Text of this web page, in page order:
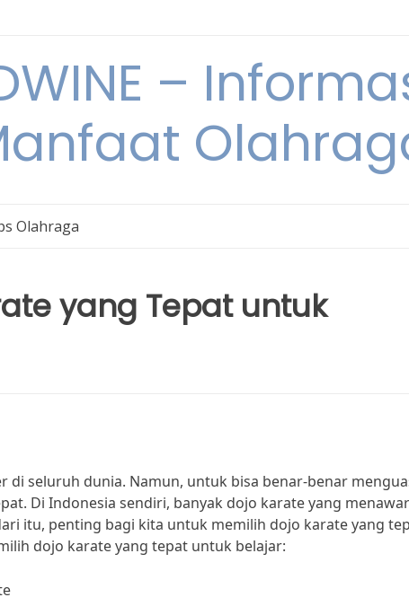
–
Olahraga
yang Tepat untuk
di seluruh dunia. Namun, untuk bisa benar-benar
Di Indonesia sendiri, banyak dojo karate yang
itu, penting bagi kita untuk memilih dojo karate yang
dojo karate yang tepat untuk belajar: